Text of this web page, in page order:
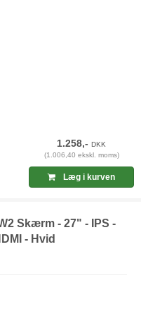
1.258,-DKK
(1.006,40 ekskl. moms)
Læg i kurven
Skærm - 27" - IPS -
- Hvid